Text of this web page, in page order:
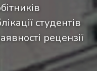
студентів
рецензії